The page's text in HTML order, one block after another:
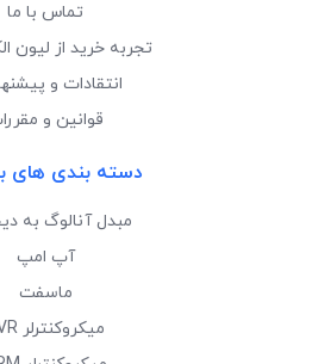
تماس با ما
تجربه خرید از لیون
انتقادات و
قوانین و
دسته بندی های
مبدل آنالوگ به
آپ امپ
ماسفت
میکروکنترلر AVR